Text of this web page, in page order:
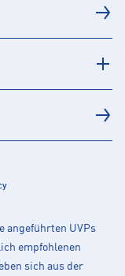
angeführten UVPs
empfohlenen
sich aus der